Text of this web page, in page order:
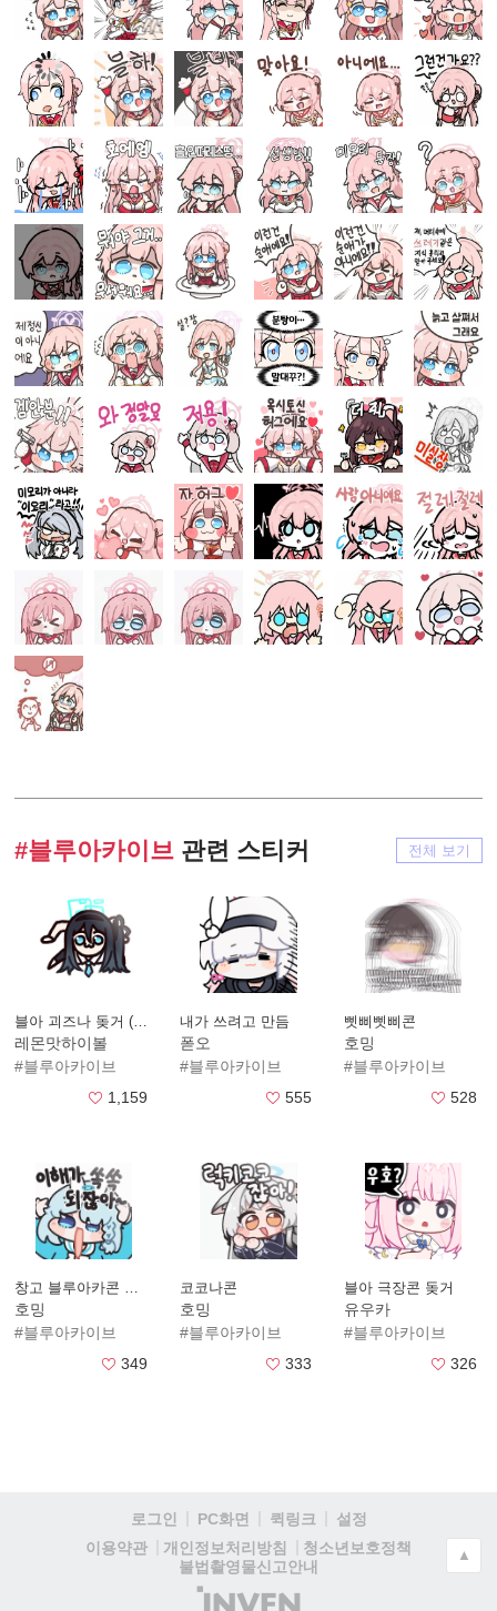
#블루아카이브 관련 스티커 전체 보기
블아 괴즈나 돚거 (추가중)
레몬맛하이볼
#블루아카이브
1,159
내가 쓰려고 만듬
폳오
#블루아카이브
555
삣삐삣삐콘
호밍
#블루아카이브
528
창고 블루아카콘 가맹점
호밍
#블루아카이브
349
코코나콘
호밍
#블루아카이브
333
블아 극장콘 돚거
유우카
#블루아카이브
326
로그인 PC화면 퀵링크
설정
이용약관
개인정보처리방침
청소년보호정책
불법촬영물신고안내
(주)
▲